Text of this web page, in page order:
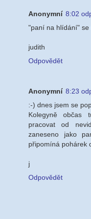
Anonymní 8:02
"paní na hlídání" se
judith
Odpovědět
Anonymní 8:23
:-) dnes jsem se
Kolegyně občas
pracovat od
zaneseno jako
připomíná pohárek
j
Odpovědět